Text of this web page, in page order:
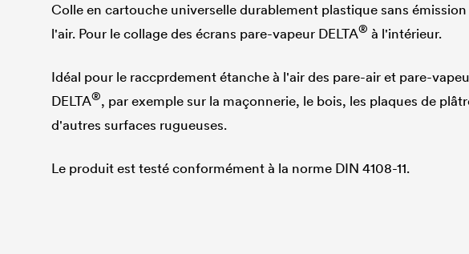
Colle en cartouche universelle durablement plastique sans émission
l'air. Pour le collage des écrans pare-vapeur DELTA® à l'intérieur.
Idéal pour le raccprdement étanche à l'air des pare-air et pare-
DELTA®, par exemple sur la maçonnerie, le bois, les plaques de
d'autres surfaces rugueuses.
Le produit est testé conformément à la norme DIN 4108-11.